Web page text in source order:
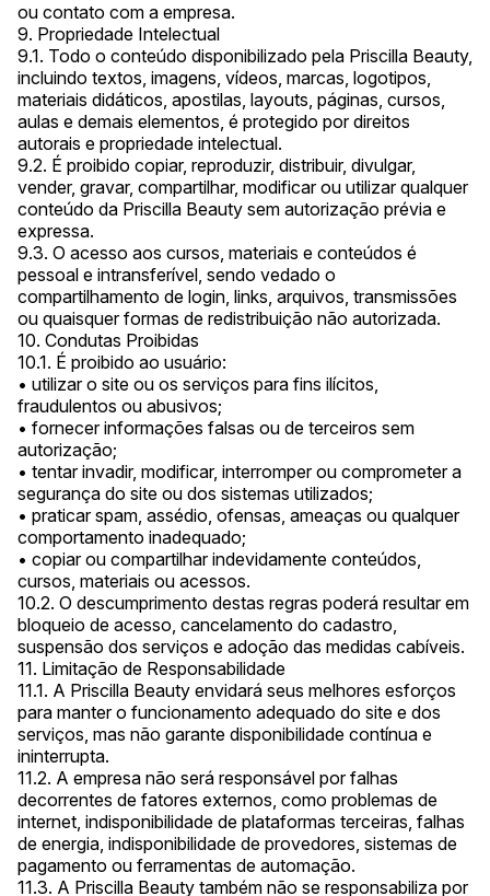
ou contato com a empresa.
9. Propriedade Intelectual
9.1. Todo o conteúdo disponibilizado pela Priscilla Beauty,
incluindo textos, imagens, vídeos, marcas, logotipos,
materiais didáticos, apostilas, layouts, páginas, cursos,
aulas e demais elementos, é protegido por direitos
autorais e propriedade intelectual.
9.2. É proibido copiar, reproduzir, distribuir, divulgar,
vender, gravar, compartilhar, modificar ou utilizar qualquer
conteúdo da Priscilla Beauty sem autorização prévia e
expressa.
9.3. O acesso aos cursos, materiais e conteúdos é
pessoal e intransferível, sendo vedado o
compartilhamento de login, links, arquivos, transmissões
ou quaisquer formas de redistribuição não autorizada.
10. Condutas Proibidas
10.1. É proibido ao usuário:
• utilizar o site ou os serviços para fins ilícitos,
fraudulentos ou abusivos;
• fornecer informações falsas ou de terceiros sem
autorização;
• tentar invadir, modificar, interromper ou comprometer a
segurança do site ou dos sistemas utilizados;
• praticar spam, assédio, ofensas, ameaças ou qualquer
comportamento inadequado;
• copiar ou compartilhar indevidamente conteúdos,
cursos, materiais ou acessos.
10.2. O descumprimento destas regras poderá resultar em
bloqueio de acesso, cancelamento do cadastro,
suspensão dos serviços e adoção das medidas cabíveis.
11. Limitação de Responsabilidade
11.1. A Priscilla Beauty envidará seus melhores esforços
para manter o funcionamento adequado do site e dos
serviços, mas não garante disponibilidade contínua e
ininterrupta.
11.2. A empresa não será responsável por falhas
decorrentes de fatores externos, como problemas de
internet, indisponibilidade de plataformas terceiras, falhas
de energia, indisponibilidade de provedores, sistemas de
pagamento ou ferramentas de automação.
11.3. A Priscilla Beauty também não se responsabiliza por